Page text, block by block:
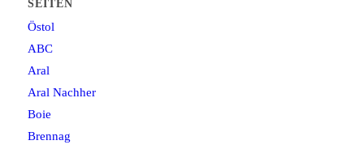
SEITEN
Östol
ABC
Aral
Aral Nachher
Boie
Brennag